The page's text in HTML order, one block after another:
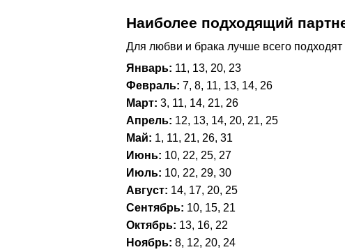
Наиболее подходящий
Для любви и брака лучше всего
Январь: 11, 13, 20, 23
Февраль: 7, 8, 11, 13, 14, 26
Март: 3, 11, 14, 21, 26
Апрель: 12, 13, 14, 20, 21, 25
Май: 1, 11, 21, 26, 31
Июнь: 10, 22, 25, 27
Июль: 10, 22, 29, 30
Август: 14, 17, 20, 25
Сентябрь: 10, 15, 21
Октябрь: 13, 16, 22
Ноябрь: 8, 12, 20, 24